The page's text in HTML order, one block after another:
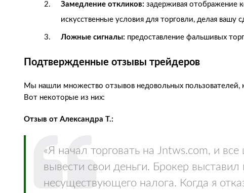
Замедление откликов: задерживая отображение
искусственные условия для торговли, делая вашу
Ложные сигналы: предоставление фальшивых
Подтвержденные отзывы трейдеров
Мы нашли множество отзывов недовольных пользователей,
Вот некоторые из них:
Отзыв от Александра Т.:
«Я начал торговать на Jntws.com, и
вывести свои деньги. Брокер
несуществующего налога. Когда я